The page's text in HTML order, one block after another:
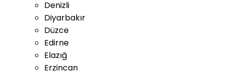
Denizli
Diyarbakır
Düzce
Edirne
Elazığ
Erzincan